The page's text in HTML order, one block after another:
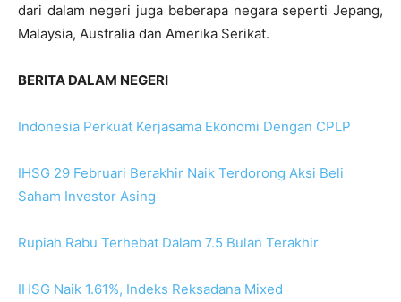
dari dalam negeri juga beberapa negara seperti Jepang,
Malaysia, Australia dan Amerika Serikat.
BERITA DALAM NEGERI
Indonesia Perkuat Kerjasama Ekonomi Dengan CPLP
IHSG 29 Februari Berakhir Naik Terdorong Aksi Beli
Saham Investor Asing
Rupiah Rabu Terhebat Dalam 7.5 Bulan Terakhir
IHSG Naik 1.61%, Indeks Reksadana Mixed